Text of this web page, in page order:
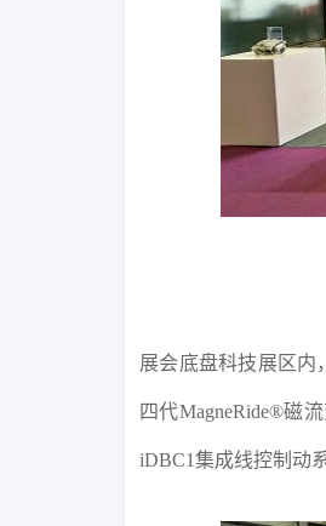
展会底盘科技展区内
四代MagneRide®磁
iDBC1集成线控制动